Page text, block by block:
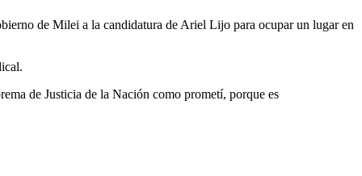
de Milei a la candidatura de Ariel Lijo para ocupar un lugar en
de Justicia de la Nación como prometí, porque es